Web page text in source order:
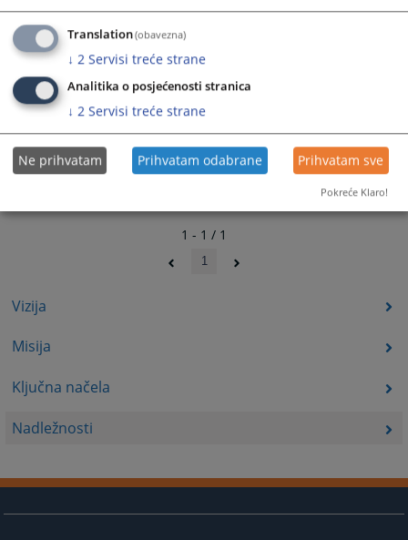
Vizija
Misija
Ključna načela
Nadležnosti
1 - 1 / 1
1
Translation(obavezna)
↓ 2 Servisi treće strane
Analitika o posjećenosti stranica
↓ 2 Servisi treće strane
Ne prihvatam Prihvatam odabrane Prihvatam sve
Pokreće Klaro!